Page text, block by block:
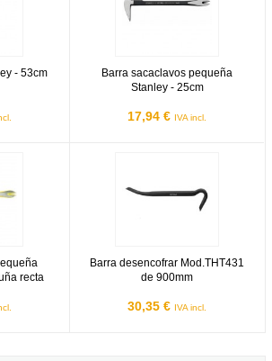
- 53cm
Barra sacaclavos pequeña
Stanley - 25cm
17,94 € IVA incl.
recta
Barra desencofrar Mod.THT431
de 900mm
30,35 € IVA incl.